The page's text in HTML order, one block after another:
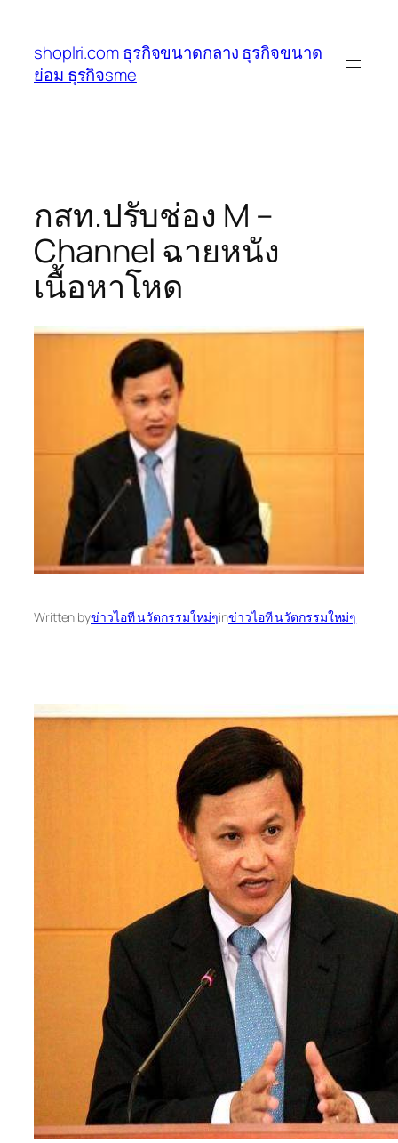
เนื้อหา
shoplri.com ธุรกิจขนาดกลาง ธุรกิจขนาด
ย่อม ธุรกิจsme
กสท.ปรับช่อง M –
Channel ฉายหนัง
เนื้อหาโหด
Written byข่าวไอที นวัตกรรมใหม่ๆinข่าวไอที นวัตกรรมใหม่ๆ